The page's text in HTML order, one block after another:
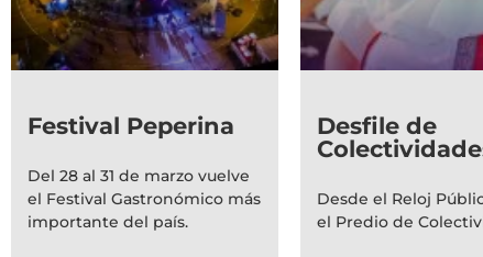
Festival Peperina
Del 28 al 31 de marzo vuelve
el Festival Gastronómico más
importante del país.
Desfile de
Desde el Reloj
el Predio de